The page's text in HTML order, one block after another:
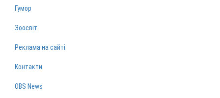
Гумор
Зоосвіт
Реклама на сайті
Контакти
OBS News